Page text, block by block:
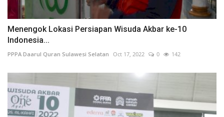
Menengok Lokasi Persiapan Wisuda Akbar ke-10
Indonesia...
PPPA Daarul Quran Sulawesi Selatan Oct 17, 2022 0 142